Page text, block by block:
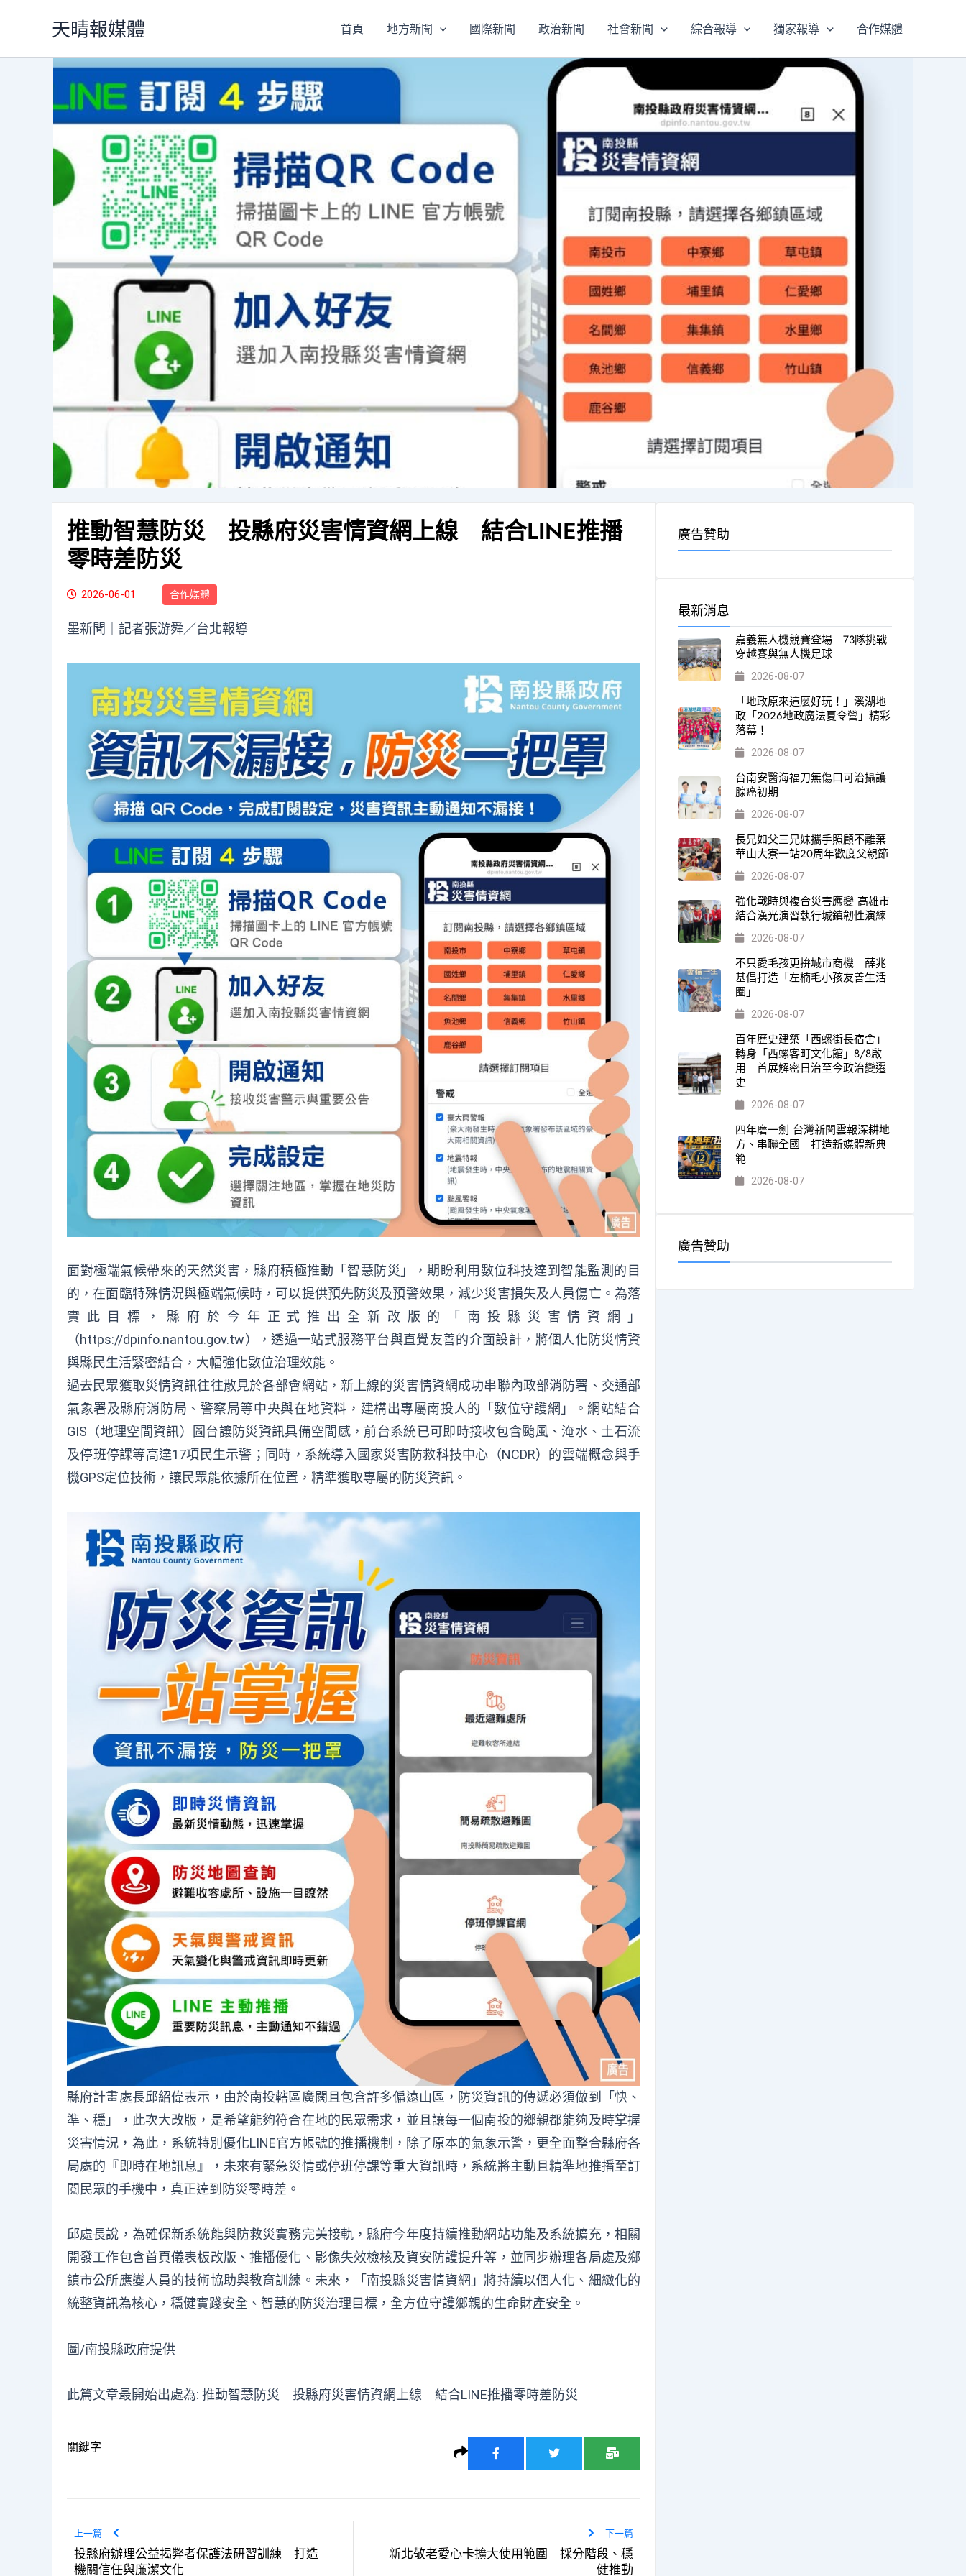
天晴報媒體 首頁 地方新聞 國際新聞 政治新聞 社會新聞 綜合報導 獨家報導 合作媒體
推動智慧防災 投縣府災害情資網上線 結合LINE推播
零時差防災
2026-06-01 合作媒體
墨新聞 ｜記者張游舜／台北報導
面對極端氣候帶來的天然災害，縣府積極推動「智慧防災」，期盼利用數位科技達到智能監測的目
的，在面臨特殊情況與極端氣候時，可以提供預先防災及預警效果，減少災害損失及人員傷亡。為落
實此目標，縣府於今年正式推出全新改版的「南投縣災害情資網」
（https://dpinfo.nantou.gov.tw），透過一站式服務平台與直覺友善的介面設計，將個人化防災情資
與縣民生活緊密結合，大幅強化數位治理效能。
過去民眾獲取災情資訊往往散見於各部會網站，新上線的災害情資網成功串聯內政部消防署、交通部
氣象署及縣府消防局、警察局等中央與在地資料，建構出專屬南投人的「數位守護網」。網站結合
GIS（地理空間資訊）圖台讓防災資訊具備空間感，前台系統已可即時接收包含颱風、淹水、土石流
及停班停課等高達17項民生示警；同時，系統導入國家災害防救科技中心（NCDR）的雲端概念與手
機GPS定位技術，讓民眾能依據所在位置，精準獲取專屬的防災資訊。
縣府計畫處長邱紹偉表示，由於南投轄區廣闊且包含許多偏遠山區，防災資訊的傳遞必須做到「快、
準、穩」，此次大改版，是希望能夠符合在地的民眾需求，並且讓每一個南投的鄉親都能夠及時掌握
災害情況，為此，系統特別優化LINE官方帳號的推播機制，除了原本的氣象示警，更全面整合縣府各
局處的『即時在地訊息』，未來有緊急災情或停班停課等重大資訊時，系統將主動且精準地推播至訂
閱民眾的手機中，真正達到防災零時差。
邱處長說，為確保新系統能與防救災實務完美接軌，縣府今年度持續推動網站功能及系統擴充，相關
開發工作包含首頁儀表板改版、推播優化、影像失效檢核及資安防護提升等，並同步辦理各局處及鄉
鎮市公所應變人員的技術協助與教育訓練。未來，「南投縣災害情資網」將持續以個人化、細緻化的
統整資訊為核心，穩健實踐安全、智慧的防災治理目標，全方位守護鄉親的生命財產安全。
圖/南投縣政府提供
此篇文章最開始出處為: 推動智慧防災 投縣府災害情資網上線 結合LINE推播零時差防災
關鍵字
上一篇
投縣府辦理公益揭弊者保護法研習訓練 打造
機關信任與廉潔文化
下一篇
新北敬老愛心卡擴大使用範圍 採分階段、穩
健推動
廣告贊助
最新消息
嘉義無人機競賽登場 73隊挑戰
穿越賽與無人機足球
2026-08-07
「地政原來這麼好玩！」溪湖地
政「2026地政魔法夏令營」精彩
落幕！
2026-08-07
台南安醫海福刀無傷口可治攝護
腺癌初期
2026-08-07
長兄如父三兄妹攜手照顧不離棄
華山大寮一站20周年歡度父親節
2026-08-07
強化戰時與複合災害應變 高雄市
結合漢光演習執行城鎮韌性演練
2026-08-07
不只愛毛孩更拚城市商機 薛兆
基倡打造「左楠毛小孩友善生活
圈」
2026-08-07
百年歷史建築「西螺街長宿舍」
轉身「西螺客町文化館」8/8啟
用 首展解密日治至今政治變遷
史
2026-08-07
四年磨一劍 台灣新聞雲報深耕地
方、串聯全國 打造新媒體新典
範
2026-08-07
廣告贊助